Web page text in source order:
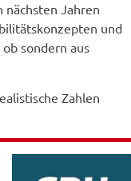
nächsten Jahren
und
sondern aus
Zahlen